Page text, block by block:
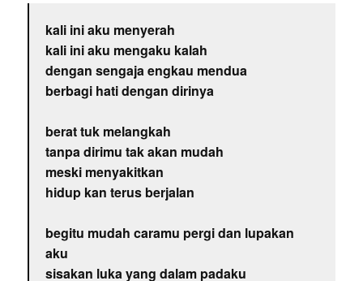
kali ini aku menyerah
kali ini aku mengaku kalah
dengan sengaja engkau mendua
berbagi hati dengan dirinya
berat tuk melangkah
tanpa dirimu tak akan mudah
meski menyakitkan
hidup kan terus berjalan
begitu mudah caramu pergi dan lupakan
aku
sisakan luka yang dalam padaku